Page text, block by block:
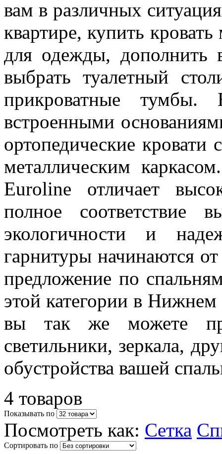
вам в различных
квартире, купить
для одежды, дополнить
выбрать туалетный
прикроватные тумбы.
встроенными
ортопедические
металлическим
Euroline отличает
полное соответствие
экологичности и
гарнитуры начинаются
предложение по
этой категории в
вы так же можете
светильники, зеркала,
обустройства вашей
4 товаров
Показывать по
Посмотреть как: Сетка
Сортировать по